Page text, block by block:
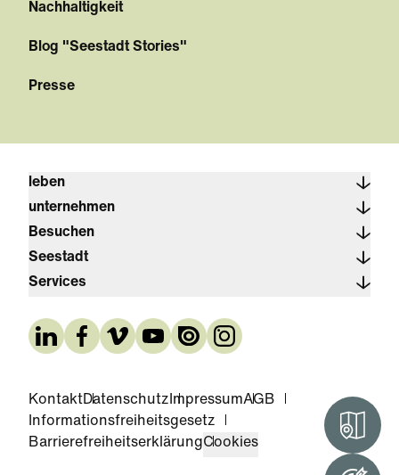
Nachhaltigkeit
Blog "Seestadt Stories"
Presse
leben
unternehmen
Besuchen
Seestadt
Services
KontaktDatenschutz ImpressumAGB
Informationsfreiheitsgesetz
BarrierefreiheitserklärungCookies